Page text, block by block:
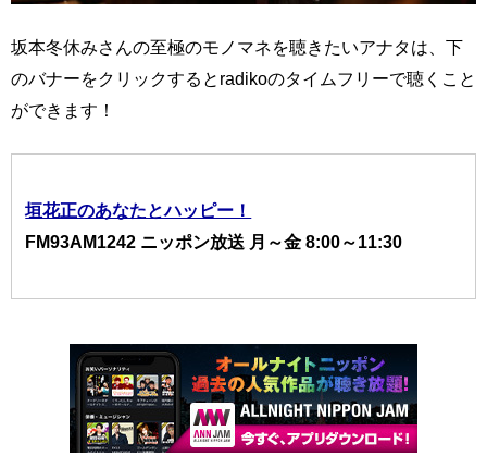
坂本冬休みさんの至極のモノマネを聴きたいアナタは、下
のバナーをクリックするとradikoのタイムフリーで聴くこと
ができます！
垣花正のあなたとハッピー！
FM93AM1242 ニッポン放送 月～金 8:00～11:30